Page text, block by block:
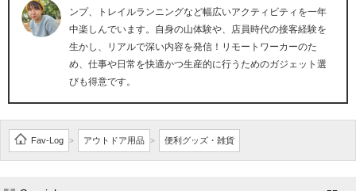
ンプ、トレイルランニングなど幅広いアクティビティを一年
中楽しんでいます。自身の山体験や、店員時代の接客経験を
生かし、リアルで深い内容を発信！リモートワーカーのた
め、仕事や日常を快適かつ生産的に行うためのガジェット選
びも得意です。
Fav-Log > アウトドア用品 > 便利グッズ・雑貨